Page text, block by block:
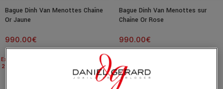
Bague Dinh Van Menottes Chaîne
Or Jaune
990.00€
Bague Dinh Van Menottes sur
Chaîne Or Rose
990.00€
24H
Expédié
24H